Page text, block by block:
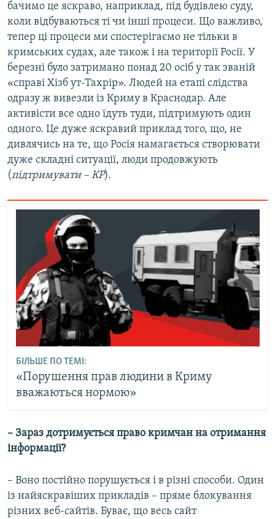
бачимо це яскраво, наприклад, під будівлею суду,
коли відбуваються ті чи інші процеси. Що важливо,
тепер ці процеси ми спостерігаємо не тільки в
кримських судах, але також і на території Росії. У
березні було затримано понад 20 осіб у так званій
«справі Хізб ут-Тахрір». Людей на етапі слідства
одразу ж вивезли із Криму в Краснодар. Але
активісти все одно їдуть туди, підтримують один
одного. Це дуже яскравий приклад того, що, не
дивлячись на те, що Росія намагається створювати
дуже складні ситуації, люди продовжують
(підтримувати – КР).
БІЛЬШЕ ПО ТЕМІ:
«Порушення прав людини в Криму
вважаються нормою»
– Зараз дотримується право кримчан на отримання
інформації?
– Воно постійно порушується і в різні способи. Один
із найяскравіших прикладів – пряме блокування
різних веб-сайтів. Буває, що весь сайт